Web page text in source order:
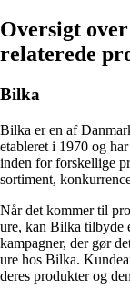
Oversigt
relaterede
Bilka
Bilka er en af
etableret i 1970 og
inden for forskellige
sortiment,
Når det kommer til
ure, kan Bilka tilbyde
kampagner, der gør
ure hos Bilka.
deres produkter og